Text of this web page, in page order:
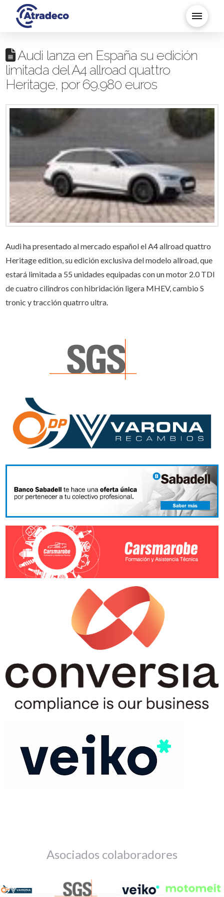
Audi lanza en España su edición
limitada del A4 allroad quattro
Heritage, por 69.980 euros
Audi ha presentado al mercado español el A4 allroad quattro
Heritage edition, su edición exclusiva del modelo allroad, que
estará limitada a 55 unidades equipadas con un motor 2.0 TDI
de cuatro cilindros con hibridación ligera MHEV, cambio S
tronic y tracción quatrro ultra.
Asociados colaboradores